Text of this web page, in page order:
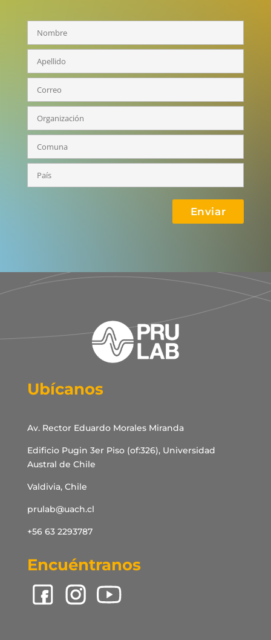
Ubícanos
Av. Rector Eduardo Morales Miranda
Edificio Pugin 3er Piso (of:326), Universidad
Austral de Chile
Valdivia, Chile
prulab@uach.cl
+56 63 2293787
Encuéntranos